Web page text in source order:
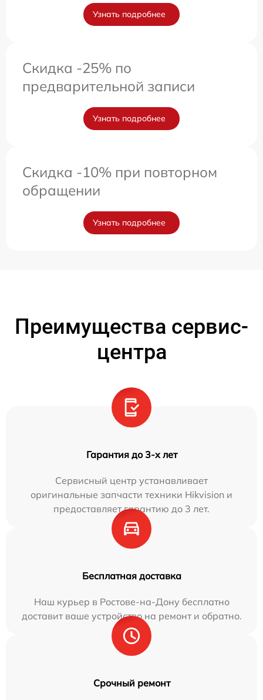
Узнать подробнее
Скидка -25% по
предварительной записи
Узнать подробнее
Скидка -10% при повторном
обращении
Узнать подробнее
Преимущества сервис-
центра
Гарантия до 3-х лет
Сервисный центр устанавливает
оригинальные запчасти техники Hikvision и
предоставляет гарантию до 3 лет.
Бесплатная доставка
Наш курьер в Ростове-на-Дону бесплатно
доставит ваше устройство на ремонт и обратно.
Срочный ремонт